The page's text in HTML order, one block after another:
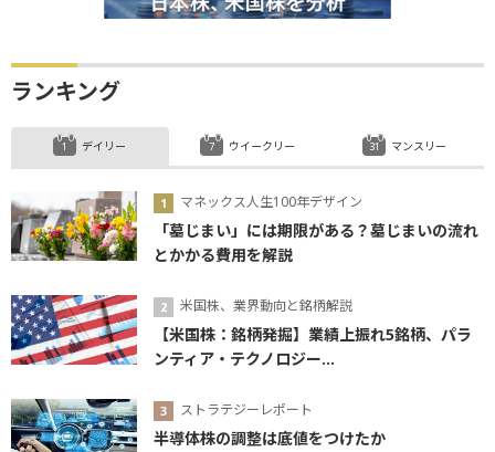
ランキング
デイリー
マネックス人生100年デザイン
「墓じまい」には期限がある？墓じまいの流れ
とかかる費用を解説
米国株、業界動向と銘柄解説
【米国株：銘柄発掘】業績上振れ5銘柄、パラ
ンティア・テクノロジー...
ストラテジーレポート
半導体株の調整は底値をつけたか
ウイークリー マンスリー